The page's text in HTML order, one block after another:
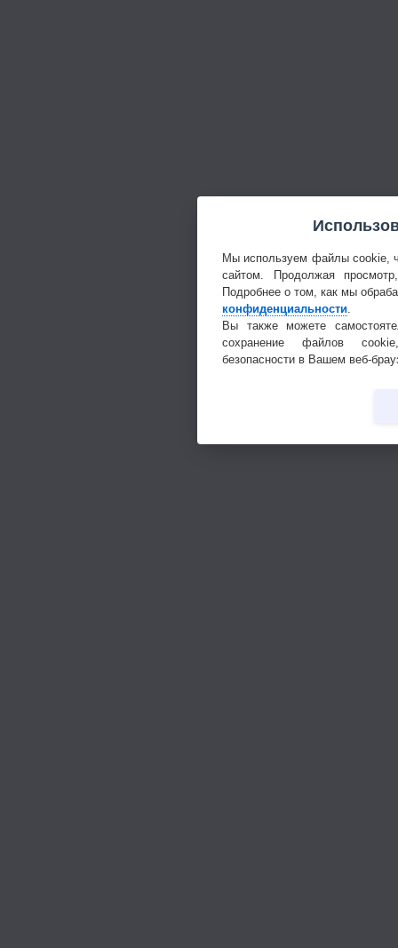
Мы используем файлы cookie,
сайтом. Продолжая
Подробнее о том, как мы
конфиденциальности
Вы также можете
сохранение файлов
безопасности в Вашем веб-